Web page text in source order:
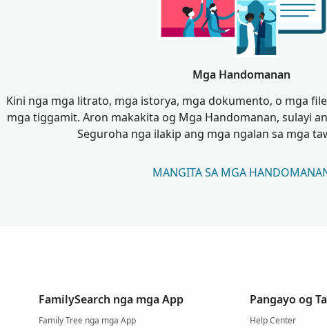
Mga Handomanan
Kini nga mga litrato, mga istorya, mga dokumento, o mga
mga tiggamit. Aron makakita og Mga Handomanan, sulayi
Seguroha nga ilakip ang mga ngalan sa mga
MANGITA SA MGA
FamilySearch nga mga App
Family Tree nga mga App
Pangayo og
Help Center